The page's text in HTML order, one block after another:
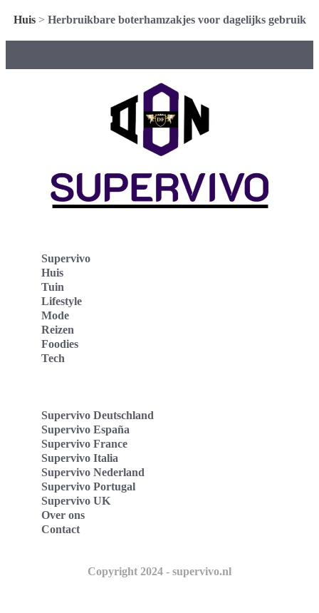
Huis> Herbruikbare boterhamzakjes voor dagelijks gebruik
Supervivo
Huis
Tuin
Lifestyle
Mode
Reizen
Foodies
Tech
Supervivo Deutschland
Supervivo España
Supervivo France
Supervivo Italia
Supervivo Nederland
Supervivo Portugal
Supervivo UK
Over ons
Contact
Copyright 2024 - supervivo.nl